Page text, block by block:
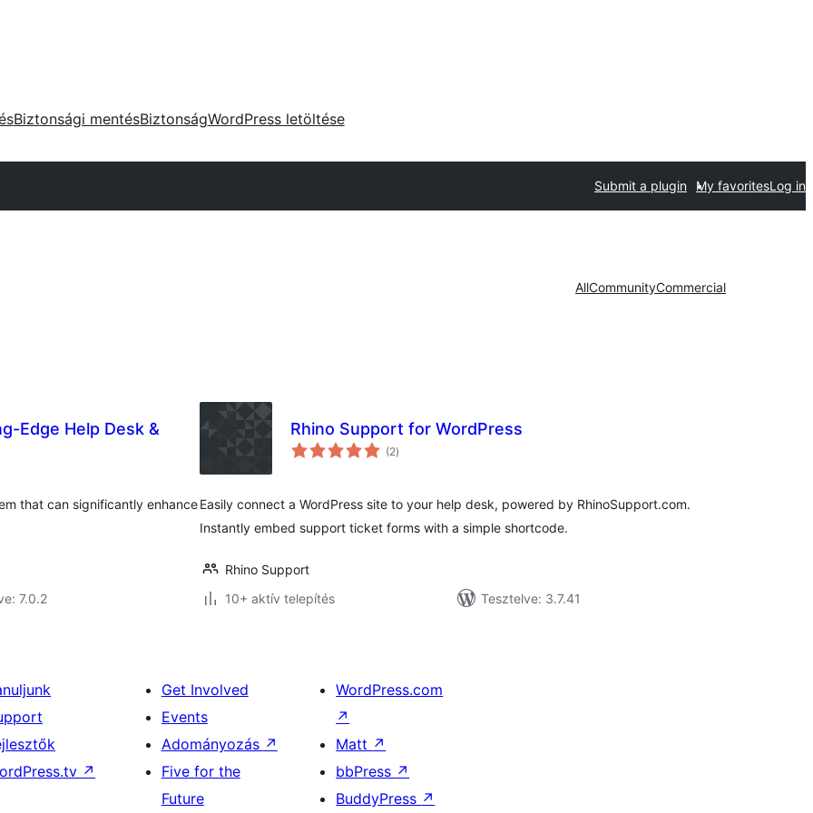
Biztonsági mentésBiztonságWordPress letöltése
Submit a plugin My favoritesLog in
AllCommunityCommercial
Edge Help Desk &
that can significantly enhance
7.0.2
Rhino Support for WordPress
(2értékelés
összesen
)
Easily connect a WordPress site to your help desk, powered by RhinoSupport.com.
Instantly embed support ticket forms with a simple shortcode.
Rhino Support
10+ aktív telepítés
Tesztelve: 3.7.41
↗
Get Involved
Events
Adományozás ↗
Five for the
Future
WordPress.com
↗
Matt ↗
bbPress ↗
BuddyPress ↗